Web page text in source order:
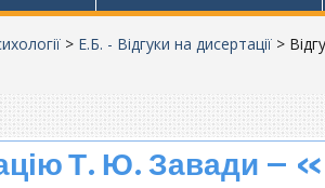
> Е.Б. - Відгуки на дисертації >
Т. Ю. Завади –